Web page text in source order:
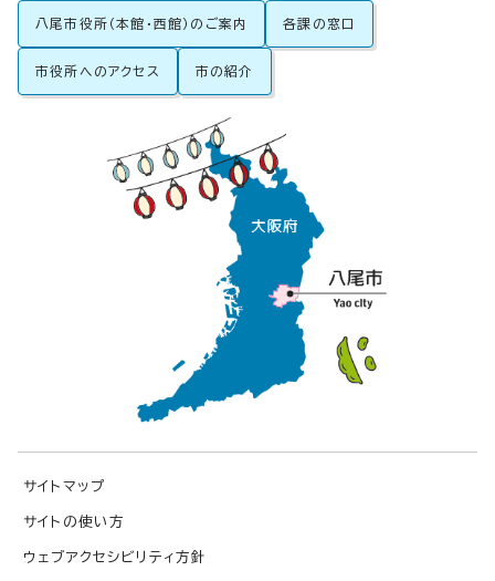
八尾市役所（本館・西館）のご案内 各課の窓口
市役所へのアクセス 市の紹介
サイトマップ
サイトの使い方
ウェブアクセシビリティ方針